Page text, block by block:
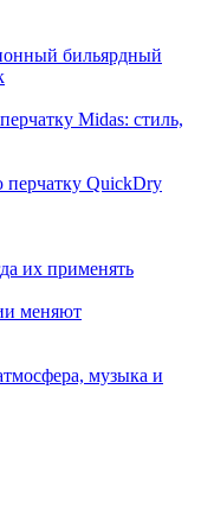
бильярдный
Midas: стиль,
перчатку QuickDry
их применять
меняют
музыка и